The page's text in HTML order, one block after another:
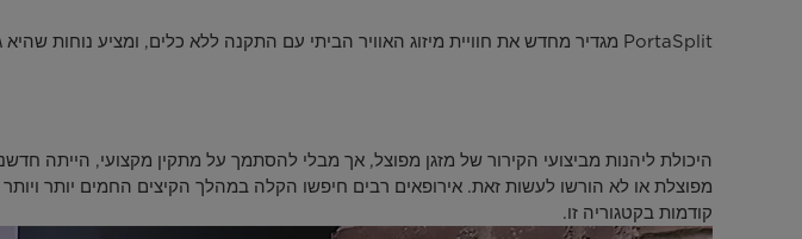
PortaSplit מגדיר מחדש את חוויית מיזוג האוויר הביתי עם התקנה ללא כלים, ומציע נוחות שהיא גם פשוטה וגם נגישה, תואמת באופן מושלם לרוב סוגי החלונות האירופיים.
היכולת ליהנות מביצועי הקירור של מזגן מפוצל, אך מבלי להסתמך על מתקין מקצועי, הייתה
קודמות בקטגוריה זו.